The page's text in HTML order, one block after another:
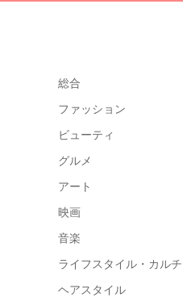
総合
ファッション
ビューティ
グルメ
アート
映画
音楽
ライフスタイル・カル
ヘアスタイル